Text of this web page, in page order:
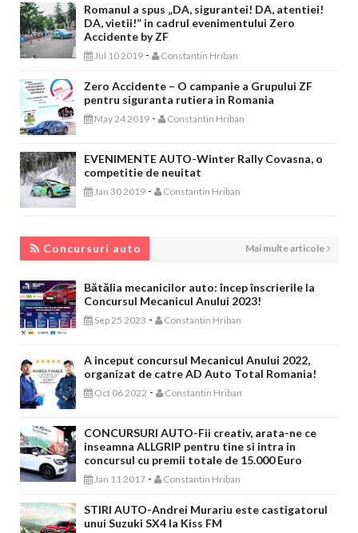
Romanul a spus „DA, sigurantei! DA, atentiei!
DA, vietii!” in cadrul evenimentului Zero
Accidente by ZF
Jul 10 2019 - Constantin Hriban
Zero Accidente – O campanie a Grupului ZF
pentru siguranta rutiera in Romania
May 24 2019 - Constantin Hriban
EVENIMENTE AUTO-Winter Rally Covasna, o
competitie de neuitat
Jan 30 2019 - Constantin Hriban
Concursuri auto Mai multe articole
Bătălia mecanicilor auto: încep înscrierile la
Concursul Mecanicul Anului 2023!
Sep 25 2023 - Constantin Hriban
A inceput concursul Mecanicul Anului 2022,
organizat de catre AD Auto Total Romania!
Oct 06 2022 - Constantin Hriban
CONCURSURI AUTO-Fii creativ, arata-ne ce
inseamna ALLGRIP pentru tine si intra in
concursul cu premii totale de 15.000 Euro
Jan 11 2017 - Constantin Hriban
STIRI AUTO-Andrei Murariu este castigatorul
unui Suzuki SX4 la Kiss FM